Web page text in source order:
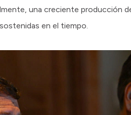
una creciente producción
en el tiempo.